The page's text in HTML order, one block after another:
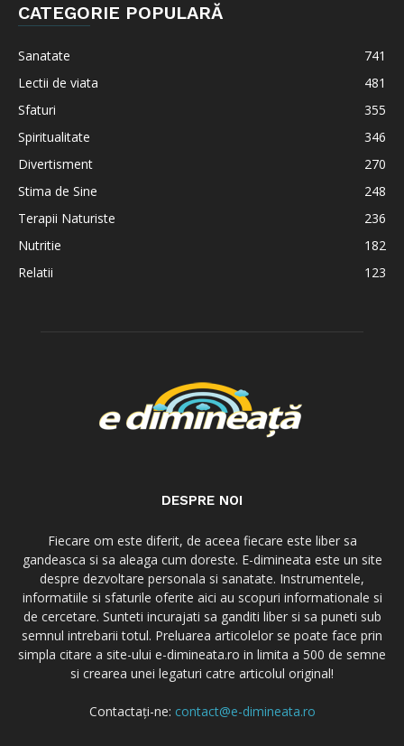
CATEGORIE POPULARĂ
Sanatate
741
Lectii de viata
481
Sfaturi
355
Spiritualitate
346
Divertisment
270
Stima de Sine
248
Terapii Naturiste
236
Nutritie
182
Relatii
123
DESPRE NOI
Fiecare om este diferit, de aceea fiecare este liber sa
gandeasca si sa aleaga cum doreste. E-dimineata este un site
despre dezvoltare personala si sanatate. Instrumentele,
informatiile si sfaturile oferite aici au scopuri informationale si
de cercetare. Sunteti incurajati sa ganditi liber si sa puneti sub
semnul intrebarii totul. Preluarea articolelor se poate face prin
simpla citare a site-ului e-dimineata.ro in limita a 500 de semne
si crearea unei legaturi catre articolul original!
Contactați-ne: contact@e-dimineata.ro